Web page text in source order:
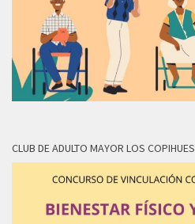
CLUB DE ADULTO MAYOR LOS COPIHUES